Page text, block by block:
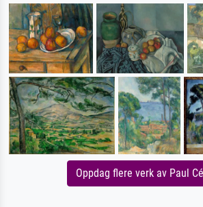
Oppdag flere verk av Paul